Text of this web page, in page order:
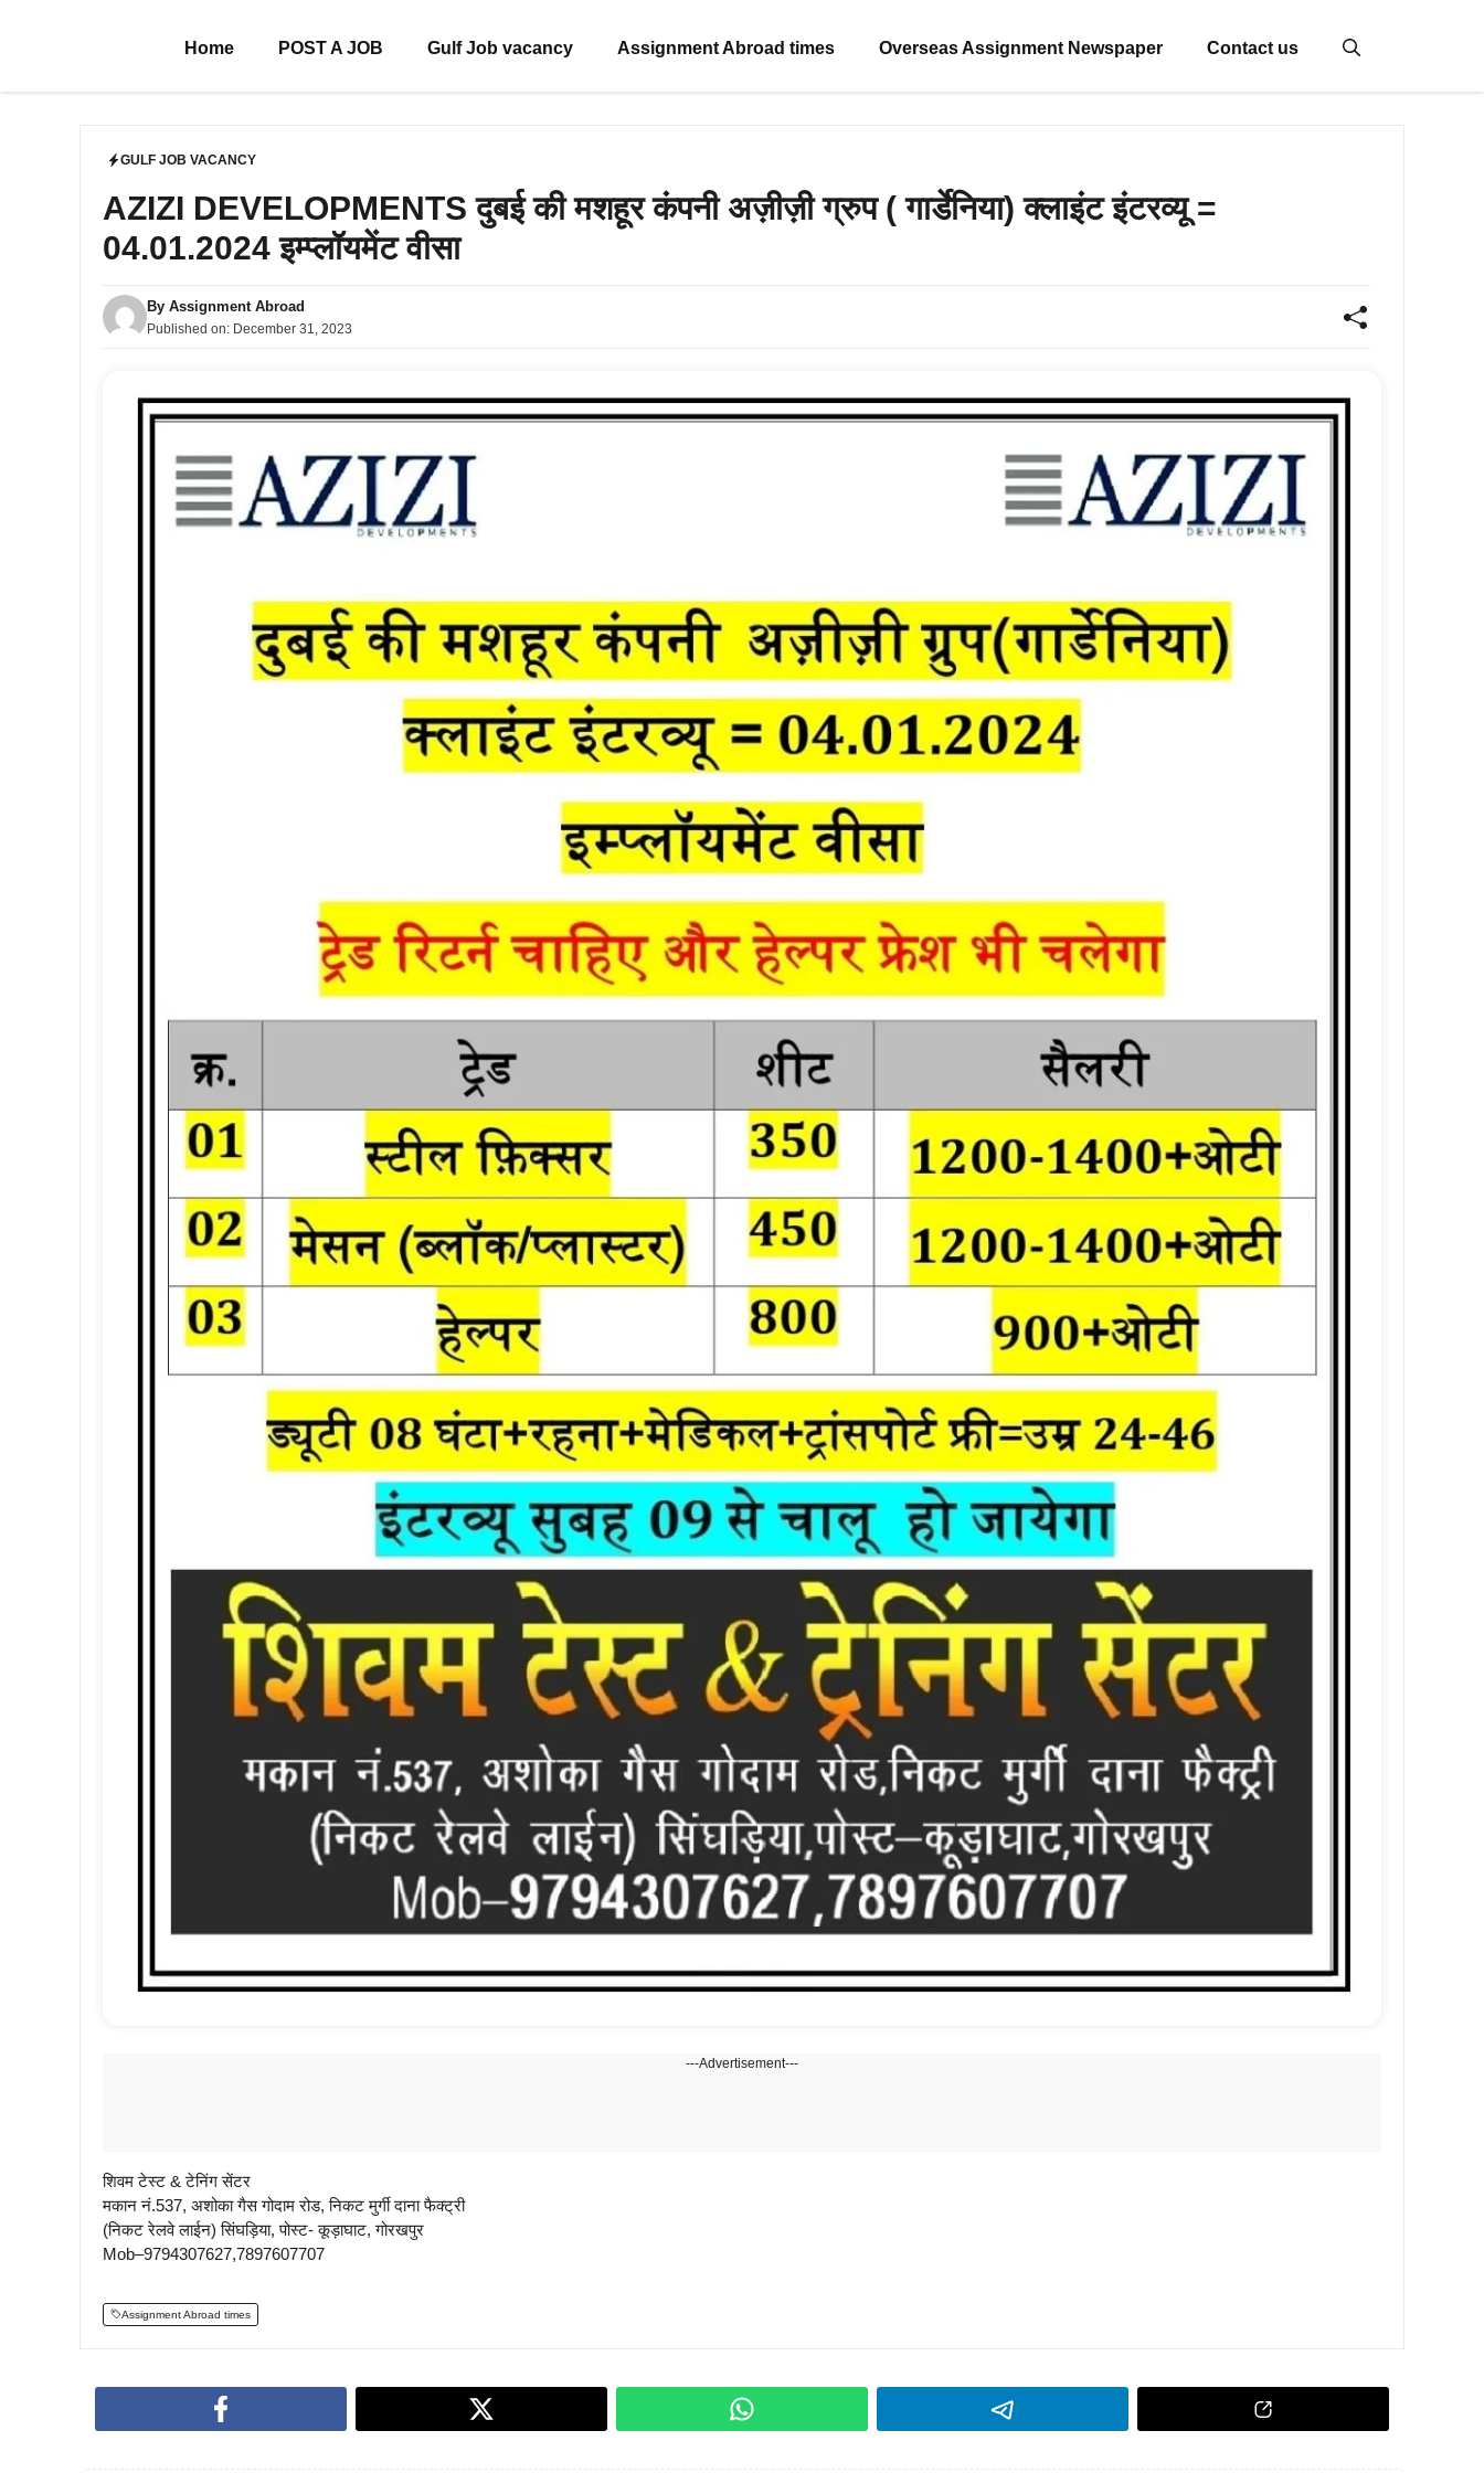
Home POST A JOB Gulf Job vacancy Assignment Abroad times Overseas Assignment Newspaper Contact us
GULF JOB VACANCY
AZIZI DEVELOPMENTS दुबई की मशहूर कंपनी अज़ीज़ी ग्रुप ( गार्डेनिया) क्लाइंट इंटरव्यू =
04.01.2024 इम्प्लॉयमेंट वीसा
By Assignment Abroad
Published on: December 31, 2023
---Advertisement---
शिवम टेस्ट & टेनिंग सेंटर
मकान नं.537, अशोका गैस गोदाम रोड, निकट मुर्गी दाना फैक्ट्री
(निकट रेलवे लाईन) सिंघड़िया, पोस्ट- कूड़ाघाट, गोरखपुर
Mob–9794307627,7897607707
Assignment Abroad times